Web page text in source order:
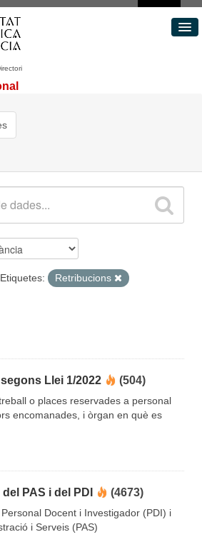
Etiquetes:
Retribucions
Llei 1/2022 (504)
o places reservades a personal
encomanades, i òrgan en què es
PAS i del PDI (4673)
Docent i Investigador (PDI) i
i Serveis (PAS)